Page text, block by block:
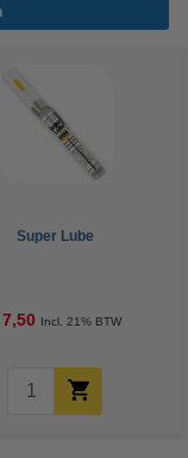
Super Lube
Incl. 21% BTW